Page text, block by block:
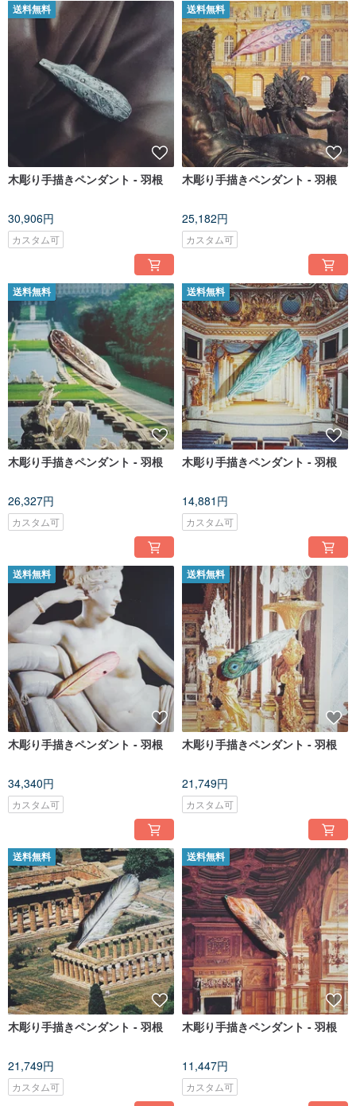
送料無料
木彫り手描きペンダント - 羽根
30,906円
カスタム可
送料無料
木彫り手描きペンダント - 羽根
25,182円
カスタム可
送料無料
木彫り手描きペンダント - 羽根
26,327円
カスタム可
送料無料
木彫り手描きペンダント - 羽根
14,881円
カスタム可
送料無料
木彫り手描きペンダント - 羽根
34,340円
カスタム可
送料無料
木彫り手描きペンダント - 羽根
21,749円
カスタム可
送料無料
木彫り手描きペンダント - 羽根
21,749円
カスタム可
送料無料
木彫り手描きペンダント - 羽根
11,447円
カスタム可